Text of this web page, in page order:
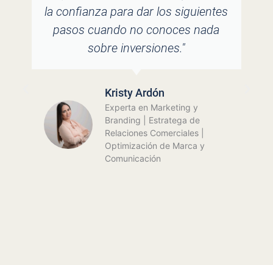
dar un paso hacia nuestra
jubilación. A lo largo del camino,
siempre nos ha brindado el mejor
momento y bajo cualquier
circunstancia. Estamos muy
agradecidos con ella y su equipo
por todo el acompañamiento que
hemos recibido. ¡Muchísimas